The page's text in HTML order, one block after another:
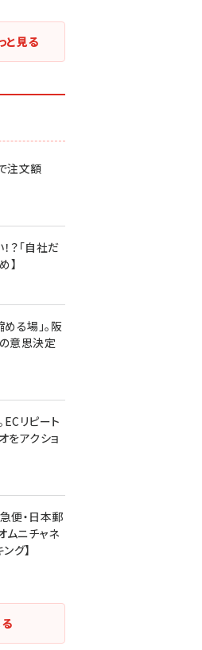
と見る
注文額
？「自社だ
】
る場」。阪
意思決定
ECリピート
をアクショ
便・日本郵
ニチャネ
グ】